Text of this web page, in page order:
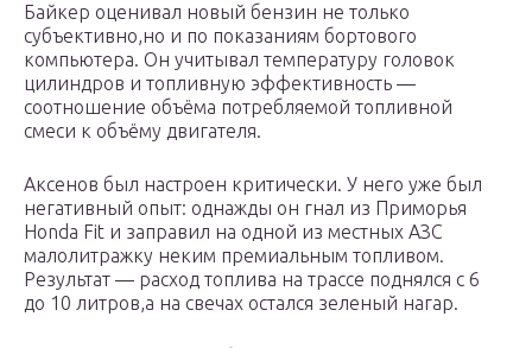
Байкер оценивал новый бензин не только
субъективно,но и по показаниям бортового
компьютера. Он учитывал температуру головок
цилиндров и топливную эффективность —
соотношение объёма потребляемой топливной
смеси к объёму двигателя.
Аксенов был настроен критически. У него уже был
негативный опыт: однажды он гнал из Приморья
Honda Fit и заправил на одной из местных АЗС
малолитражку неким премиальным топливом.
Результат — расход топлива на трассе поднялся с 6
до 10 литров,а на свечах остался зеленый нагар.